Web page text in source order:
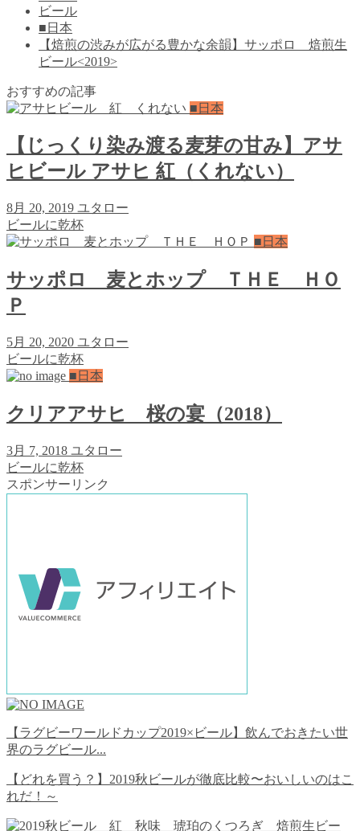
ビール
■日本
【焙煎の渋みが広がる豊かな余韻】サッポロ 焙煎生
ビール<2019>
おすすめの記事
■日本
【じっくり染み渡る麦芽の甘み】アサ
ヒビール アサヒ 紅（くれない）
8月 20, 2019 ユタロー
ビールに乾杯
■日本
サッポロ 麦とホップ ＴＨＥ ＨＯ
Ｐ
5月 20, 2020 ユタロー
ビールに乾杯
■日本
クリアアサヒ 桜の宴（2018）
3月 7, 2018 ユタロー
ビールに乾杯
スポンサーリンク
【ラグビーワールドカップ2019×ビール】飲んでおきたい世
界のラグビール...
【どれを買う？】2019秋ビールが徹底比較〜おいしいのはこ
れだ！～